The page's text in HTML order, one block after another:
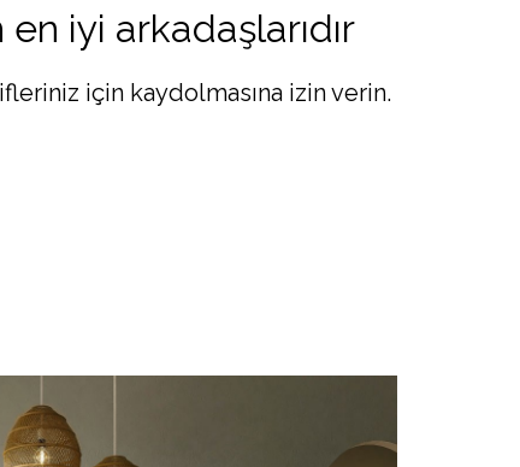
en iyi arkadaşlarıdır
için kaydolmasına izin verin.